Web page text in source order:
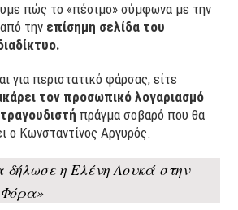
πώς το «πέσιμο» σύμφωνα με την
την επίσημη σελίδα του
για περιστατικό φάρσας, είτε
τον προσωπικό λογαριασμό
πράγμα σοβαρό που θα
ο Κωνσταντίνος Αργυρός.
δήλωσε η Ελένη Λουκά στην